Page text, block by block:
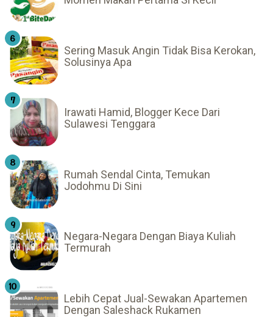
Sering Masuk Angin Tidak Bisa Kerokan,
Solusinya Apa
Irawati Hamid, Blogger Kece Dari
Sulawesi Tenggara
Rumah Sendal Cinta, Temukan
Jodohmu Di Sini
Negara-Negara Dengan Biaya Kuliah
Termurah
Lebih Cepat Jual-Sewakan Apartemen
Dengan Saleshack Rukamen